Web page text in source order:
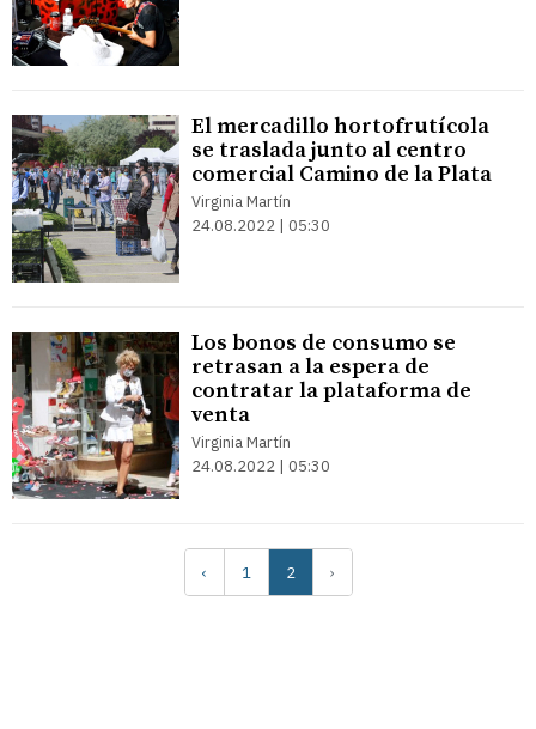
El mercadillo hortofrutícola
se traslada junto al centro
comercial Camino de la Plata
Virginia Martín
24.08.2022 | 05:30
Los bonos de consumo se
retrasan a la espera de
contratar la plataforma de
venta
Virginia Martín
24.08.2022 | 05:30
‹ 1 2 ›